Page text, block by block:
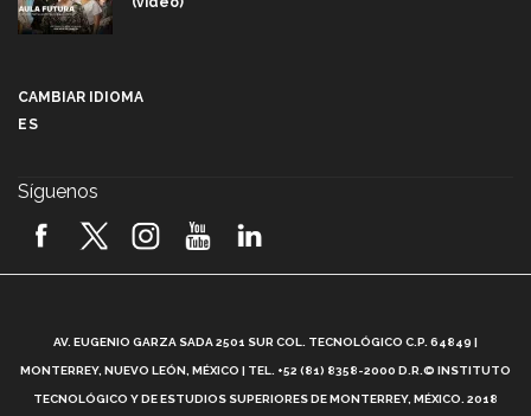
2026! (video)
¿Cómo es el Modelo Educativo Tec? (video)
CAMBIAR IDIOMA
ES
Síguenos
AV. EUGENIO GARZA SADA 2501 SUR COL. TECNOLÓGICO C.P. 64849 |
MONTERREY, NUEVO LEÓN, MÉXICO | TEL. +52 (81) 8358-2000 D.R.© INSTITUTO
TECNOLÓGICO Y DE ESTUDIOS SUPERIORES DE MONTERREY, MÉXICO. 2018